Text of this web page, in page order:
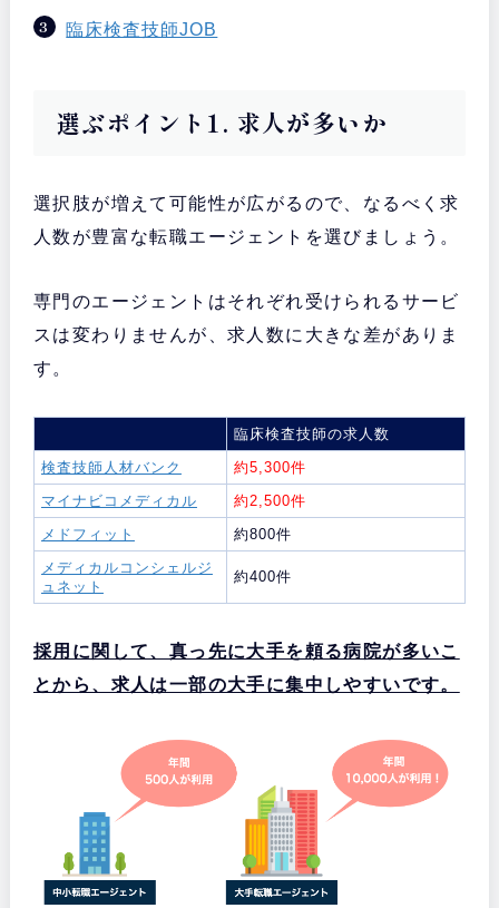
臨床検査技師JOB
選ぶポイント1. 求人が多いか
選択肢が増えて可能性が広がるので、なるべく求
人数が豊富な転職エージェントを選びましょう。
専門のエージェントはそれぞれ受けられるサービ
スは変わりませんが、求人数に大きな差がありま
す。
臨床検査技師の求人数
検査技師人材バンク
約5,300件
マイナビコメディカル
約2,500件
メドフィット
約800件
メディカルコンシェルジ
ュネット
約400件
採用に関して、真っ先に大手を頼る病院が多いこ
とから、求人は一部の大手に集中しやすいです。